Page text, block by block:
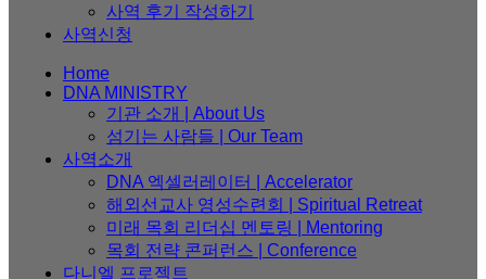
사역 후기 작성하기
사역신청
Home
DNA MINISTRY
기관 소개 | About Us
섬기는 사람들 | Our Team
사역소개
DNA 엑셀러레이터​ | Accelerator
해외선교사 영성수련회 | Spiritual Retreat
미래 목회 리더십 멘토링 | Mentoring
목회 전략 콘퍼런스 | Conference
다니엘 프로젝트